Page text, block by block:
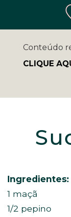
Conteúdo
CLIQUE
Ingredientes:
1 maçã
1/2 pepino